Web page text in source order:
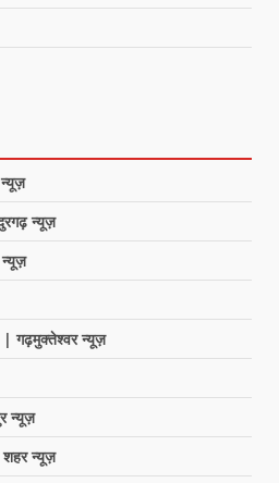
न्यूज़
न्यूज़
न्यूज़
न्यूज़